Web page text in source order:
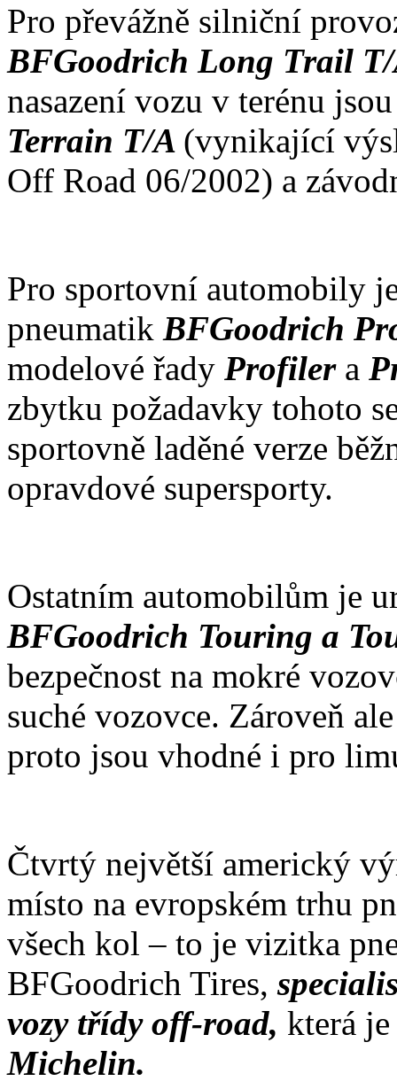
Pro převážně silniční
BFGoodrich Long Trail
nasazení vozu v terénu
Terrain T/A (vynikající
Off Road 06/2002) a
Pro sportovní automobily
pneumatik BFGoodrich
modelové řady Profiler a
zbytku požadavky tohoto
sportovně laděné verze
opravdové supersporty.
Ostatním automobilům je
BFGoodrich Touring a
bezpečnost na mokré
suché vozovce. Zároveň
proto jsou vhodné i pro
Čtvrtý největší americký
místo na evropském trhu
všech kol – to je vizitka
BFGoodrich Tires,
vozy třídy off-road, která
Michelin.